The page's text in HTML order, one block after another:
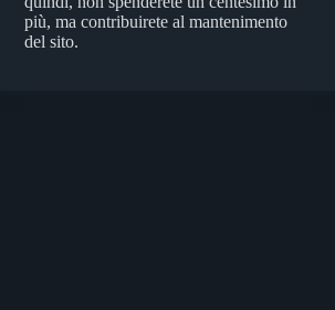
più, ma contribuirete al mantenimento
del sito.